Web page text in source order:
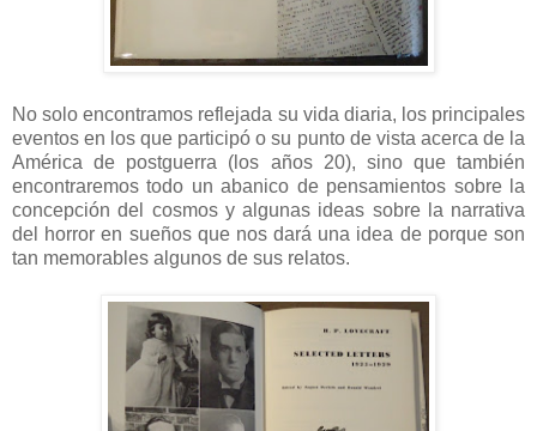
No solo encontramos reflejada su vida diaria, los principales
eventos en los que participó o su punto de vista acerca de la
América de postguerra (los años 20), sino que también
encontraremos todo un abanico de pensamientos sobre la
concepción del cosmos y algunas ideas sobre la narrativa
del horror en sueños que nos dará una idea de porque son
tan memorables algunos de sus relatos.